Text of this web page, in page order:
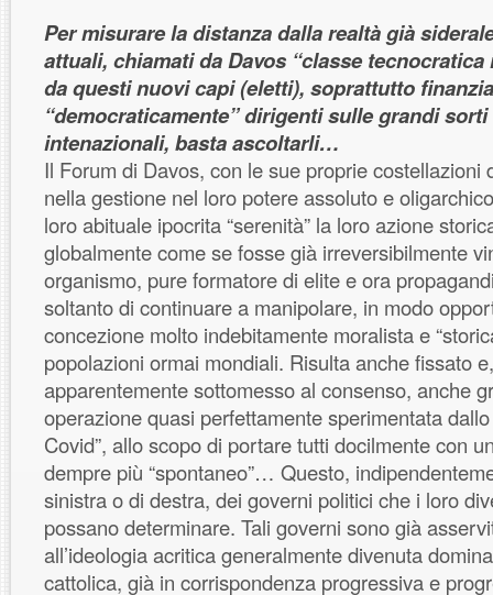
Per misurare la distanza dalla realtà già
attuali, chiamati da Davos “classe
da questi nuovi capi (eletti), soprattutto
“democraticamente” dirigenti sulle grandi
intenazionali, basta ascoltarli…
Il Forum di Davos, con le sue proprie costellazioni
nella gestione nel loro potere assoluto e
loro abituale ipocrita “serenità” la loro azione
globalmente come se fosse già irreversibilmente
organismo, pure formatore di elite e ora
soltanto di continuare a manipolare, in modo
concezione molto indebitamente moralista e
popolazioni ormai mondiali. Risulta anche fissato
apparentemente sottomesso al consenso, anche
operazione quasi perfettamente sperimentata
Covid”, allo scopo di portare tutti docilmente con
dempre più “spontaneo”… Questo,
sinistra o di destra, dei governi politici che i loro
possano determinare. Tali governi sono già
all’ideologia acritica generalmente divenuta
cattolica, già in corrispondenza progressiva e